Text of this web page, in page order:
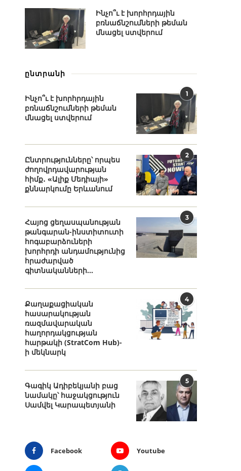
Ինչո՞ւ է խորհրդային
բռնաճնշումների թեման
մնացել ստվերում
ընտրանի
1
Ինչո՞ւ է խորհրդային
բռնաճնշումների թեման
մնացել ստվերում
2
Ընտրությունները՝ որպես
ժողովրդավարության
հիմք․ «Ալիք Մեդիայի»
քննարկումը Երևանում
3
Հայոց ցեղասպանության
թանգարան-ինստիտուտի
հոգաբարձուների
խորհրդի անդամությունից
հրաժարված
գիտնականների...
4
Քաղաքացիական
հասարակության
ռազմավարական
հաղորդակցության
հարթակի (StratCom Hub)-
ի մեկնարկ
5
Գագիկ Ադիբեկյանի բաց
նամակը՝ հաջակցություն
Սամվել Կարապետյանի
Facebook Youtube